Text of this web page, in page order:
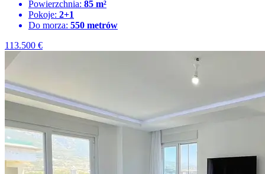
Powierzchnia: 85 m²
Pokoje: 2+1
Do morza: 550 metrów
113.500 €